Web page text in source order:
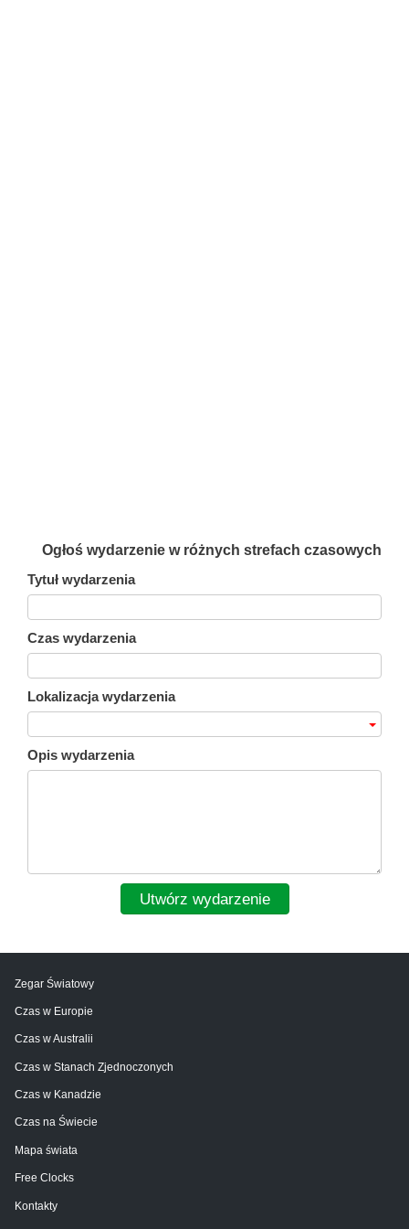
Ogłoś wydarzenie w różnych strefach czasowych
Tytuł wydarzenia
Czas wydarzenia
Lokalizacja wydarzenia
Opis wydarzenia
Utwórz wydarzenie
Zegar Światowy
Czas w Europie
Czas w Australii
Czas w Stanach Zjednoczonych
Czas w Kanadzie
Czas na Świecie
Mapa świata
Free Clocks
Kontakty